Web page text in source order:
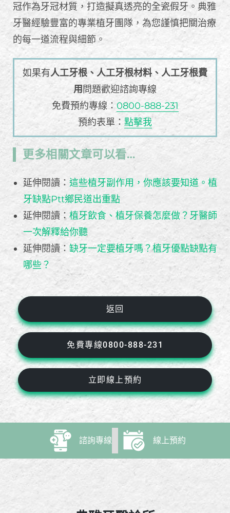
冠作為牙冠材質，打造擬真透亮的全瓷假牙。典雅
牙醫經驗豐富的專業植牙團隊，為您謹慎把關治療
的每一道流程與細節。
如果有人工牙根、人工牙根材料、人工牙根費
用問題歡迎諮詢專線
免費預約專線：0800-888-231
預約表單： 點擊我
更多相關文章可以看…
延伸閱讀： 這些植牙副作用，你應該要知道。植
牙缺點Ptt鄉民道出重點
延伸閱讀： 植牙飲食、植牙保養怎麼做？牙醫師
一次解釋給你聽
延伸閱讀： 缺牙一定要植牙嗎？植牙優點缺點有
哪些？
返回
免費專線0800-888-231
立即線上預約
諮詢專線 線上預約